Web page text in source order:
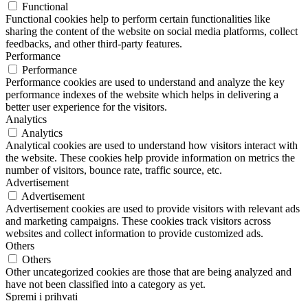
Functional
Functional cookies help to perform certain functionalities like
sharing the content of the website on social media platforms, collect
feedbacks, and other third-party features.
Performance
Performance
Performance cookies are used to understand and analyze the key
performance indexes of the website which helps in delivering a
better user experience for the visitors.
Analytics
Analytics
Analytical cookies are used to understand how visitors interact with
the website. These cookies help provide information on metrics the
number of visitors, bounce rate, traffic source, etc.
Advertisement
Advertisement
Advertisement cookies are used to provide visitors with relevant ads
and marketing campaigns. These cookies track visitors across
websites and collect information to provide customized ads.
Others
Others
Other uncategorized cookies are those that are being analyzed and
have not been classified into a category as yet.
Spremi i prihvati